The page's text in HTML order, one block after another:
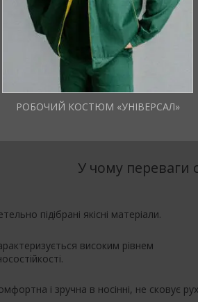
РОБОЧИЙ КОСТЮМ «УНІВЕРСАЛ»
У чому переваги
підібрані якісні матеріали.
високим рівнем
і зручна в носінні, не сковує